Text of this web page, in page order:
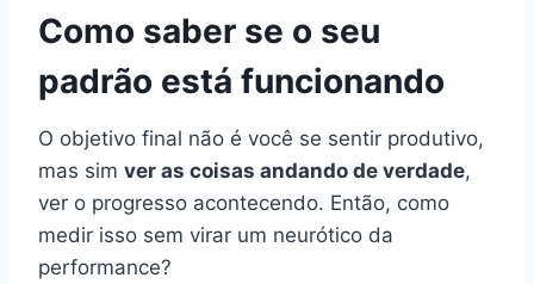
Como saber se o seu
padrão está funcionando
O objetivo final não é você se sentir produtivo,
mas sim ver as coisas andando de verdade,
ver o progresso acontecendo. Então, como
medir isso sem virar um neurótico da
performance?